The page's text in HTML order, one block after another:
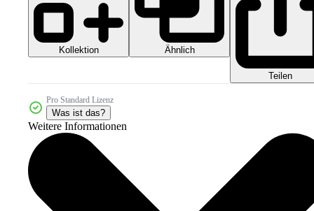
Kollektion Ähnlich
Teilen
Pro Standard Lizenz
Was ist das?
Weitere Informationen